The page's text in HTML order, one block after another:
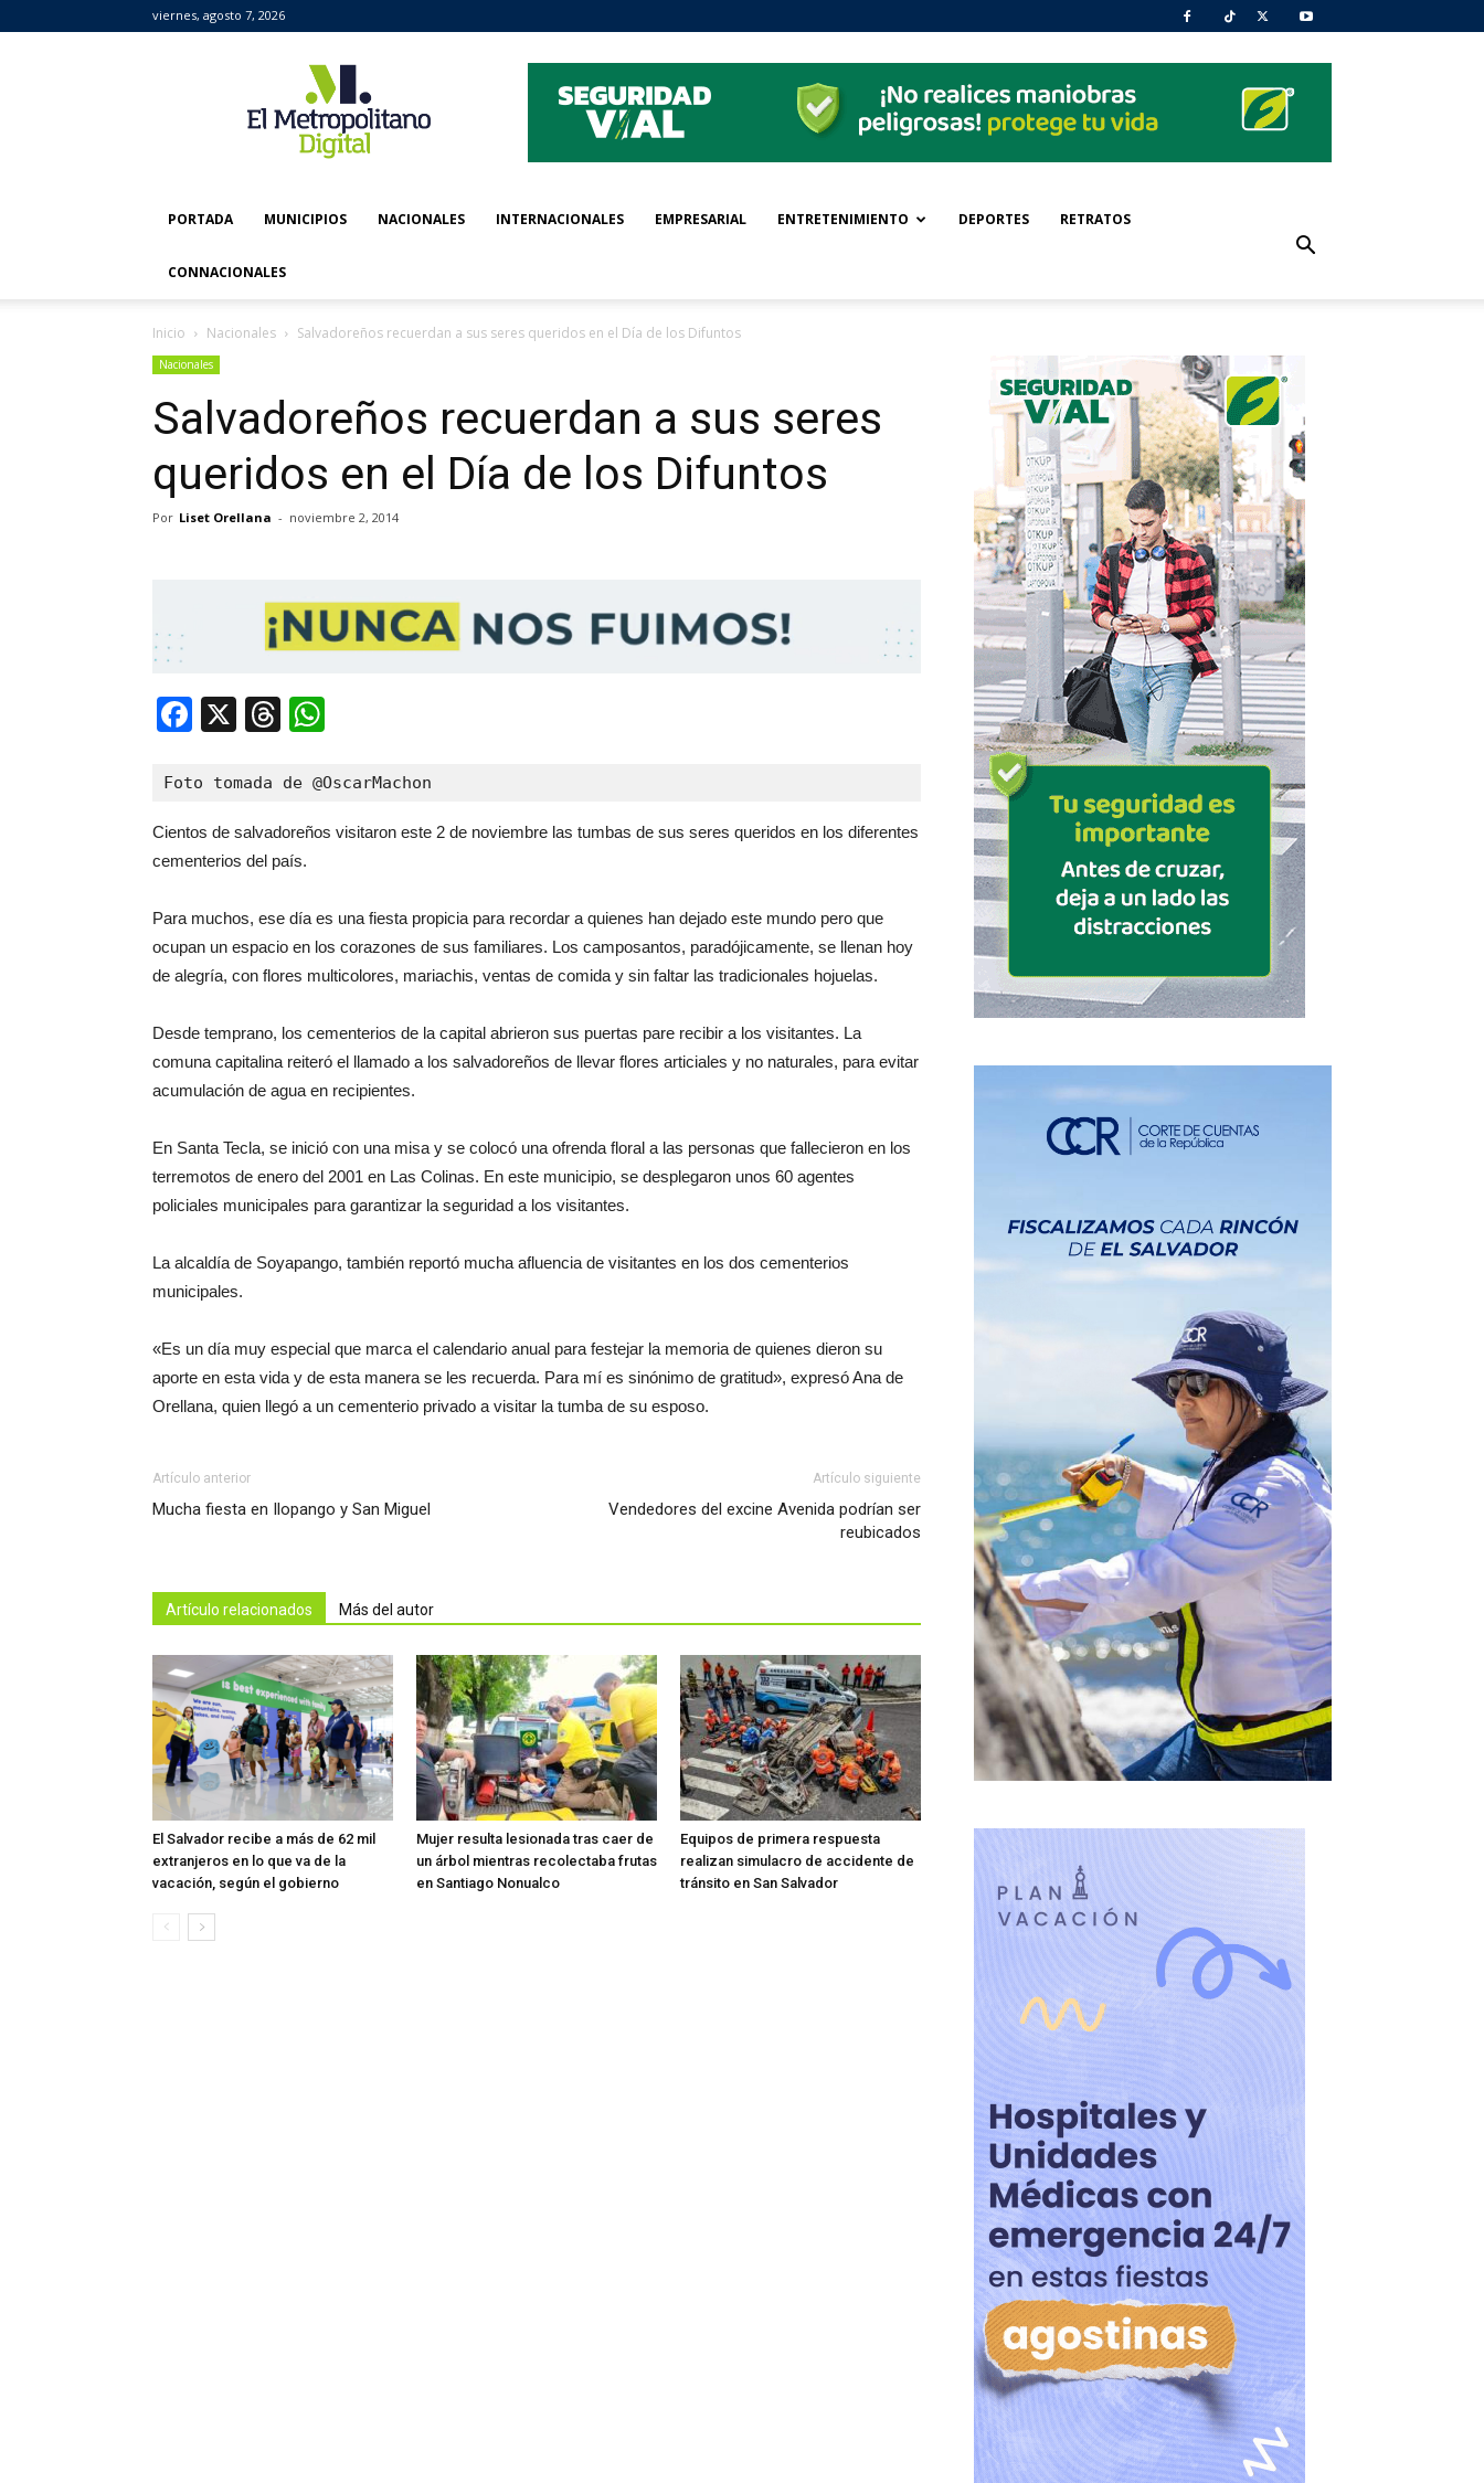
viernes, agosto 7, 2026
Metropolitano
Digital
PORTADA MUNICIPIOS NACIONALES INTERNACIONALES EMPRESARIAL ENTRETENIMIENTO DEPORTES RETRATOS
CONNACIONALES
Inicio Nacionales Salvadoreños recuerdan a sus seres queridos en el Día de los Difuntos
Nacionales
Salvadoreños recuerdan a sus seres
queridos en el Día de los Difuntos
Por Liset Orellana - noviembre 2, 2014
Facebook
X Threads
Foto tomada de @OscarMachon
Cientos de salvadoreños visitaron este 2 de noviembre las tumbas de sus seres queridos en los diferentes
cementerios del país.
Para muchos, ese día es una fiesta propicia para recordar a quienes han dejado este mundo pero que
ocupan un espacio en los corazones de sus familiares. Los camposantos, paradójicamente, se llenan hoy
de alegría, con flores multicolores, mariachis, ventas de comida y sin faltar las tradicionales hojuelas.
Desde temprano, los cementerios de la capital abrieron sus puertas pare recibir a los visitantes. La
comuna capitalina reiteró el llamado a los salvadoreños de llevar flores articiales y no naturales, para evitar
acumulación de agua en recipientes.
En Santa Tecla, se inició con una misa y se colocó una ofrenda floral a las personas que fallecieron en los
terremotos de enero del 2001 en Las Colinas. En este municipio, se desplegaron unos 60 agentes
policiales municipales para garantizar la seguridad a los visitantes.
La alcaldía de Soyapango, también reportó mucha afluencia de visitantes en los dos cementerios
municipales.
«Es un día muy especial que marca el calendario anual para festejar la memoria de quienes dieron su
aporte en esta vida y de esta manera se les recuerda. Para mí es sinónimo de gratitud», expresó Ana de
Orellana, quien llegó a un cementerio privado a visitar la tumba de su esposo.
Artículo anterior
Mucha fiesta en Ilopango y San Miguel
Artículo siguiente
Vendedores del excine Avenida podrían ser
reubicados
Artículo relacionados Más del autor
El Salvador recibe a más de 62 mil
extranjeros en lo que va de la
vacación, según el gobierno
Mujer resulta lesionada tras caer de
un árbol mientras recolectaba frutas
en Santiago Nonualco
Equipos de primera respuesta
realizan simulacro de accidente de
tránsito en San Salvador